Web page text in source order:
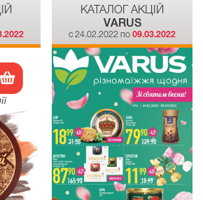
КАТАЛОГ АКЦІЙ
VARUS
c 24.02.2022 по09.03.2022